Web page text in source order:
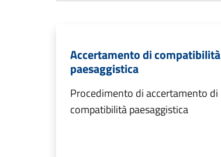
Accertamento di compatibilità
paesaggistica
Procedimento di accertamento di
compatibilità paesaggistica